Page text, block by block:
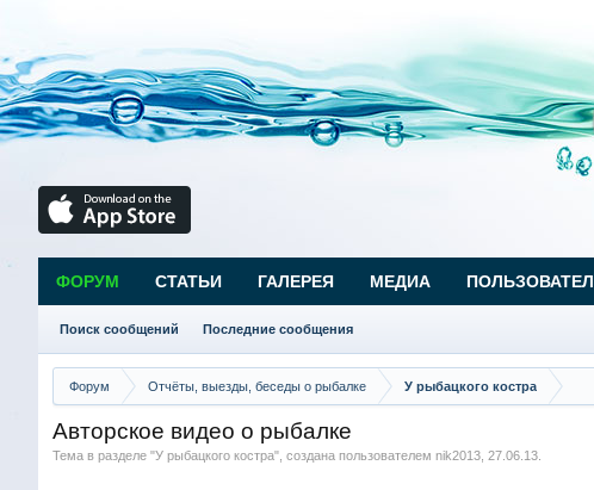
Форум Отчёты, выезды, беседы о рыбалке У рыбацкого костра
Авторское видео о рыбалке
Тема в разделе "У рыбацкого костра", создана пользователем nik2013, 27.06.13.
ФОРУМ
Поиск сообщений Последние сообщения
СТАТЬИ ГАЛЕРЕЯ МЕДИА